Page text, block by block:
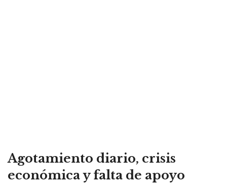
Agotamiento diario, crisis
económica y falta de apoyo